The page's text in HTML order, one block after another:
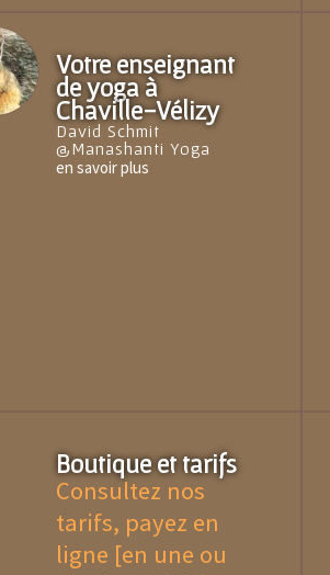
Votre enseignant
de yoga à
Chaville-Vélizy
David Schmit
@Manashanti Yoga
en savoir plus
Boutique et tarifs
Consultez nos
tarifs, payez en
ligne [en une ou